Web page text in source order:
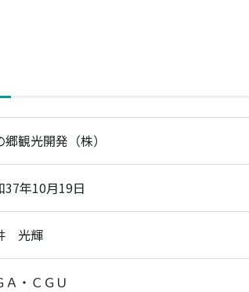
郷観光開発（株）
37年10月19日
光輝
Ａ・ＣＧＵ